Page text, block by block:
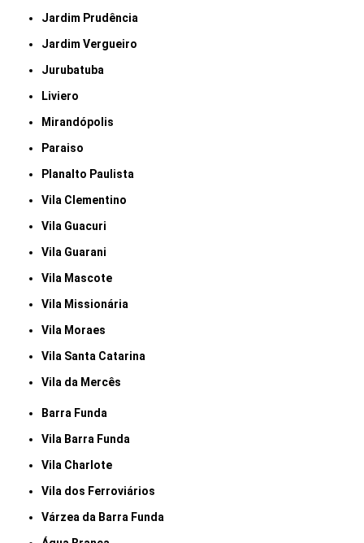
Jardim Prudência
Jardim Vergueiro
Jurubatuba
Liviero
Mirandópolis
Paraiso
Planalto Paulista
Vila Clementino
Vila Guacuri
Vila Guarani
Vila Mascote
Vila Missionária
Vila Moraes
Vila Santa Catarina
Vila da Mercês
Barra Funda
Vila Barra Funda
Vila Charlote
Vila dos Ferroviários
Várzea da Barra Funda